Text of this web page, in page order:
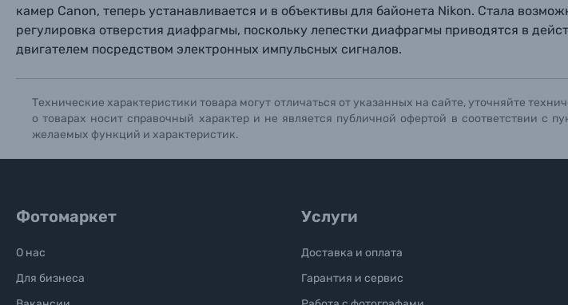
камер Canon, теперь устанавливается и в объективы для байонета Nikon. Стала
регулировка отверстия диафрагмы, поскольку лепестки диафрагмы приводятся в
двигателем посредством электронных импульсных сигналов.
Технические характеристики товара могут отличаться от указанных на сайте, уточняйте
о товарах носит справочный характер и не является публичной офертой в соответствии с
желаемых функций и характеристик.
Фотомаркет
О нас
Для бизнеса
Услуги
Доставка и оплата
Гарантия и сервис